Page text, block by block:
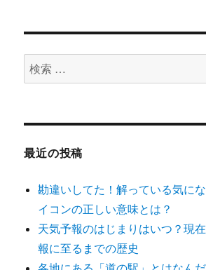
ー
シ
ン
検
索
象:
最近の投稿
勘違いしてた！解っている気に
イコンの正しい意味とは？
天気予報のはじまりはいつ？現
報に至るまでの歴史